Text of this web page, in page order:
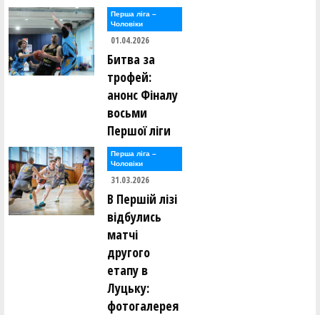
Перша лiга –
Чоловiки
01.04.2026
Битва за
трофей:
анонс Фіналу
восьми
Першої ліги
Перша лiга –
Чоловiки
31.03.2026
В Першій лізі
відбулись
матчі
другого
етапу в
Луцьку:
фотогалерея